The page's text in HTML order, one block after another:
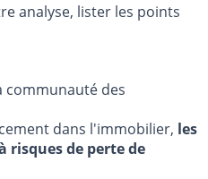
analyse, lister les points
communauté des
dans l'immobilier, les
risques de perte de